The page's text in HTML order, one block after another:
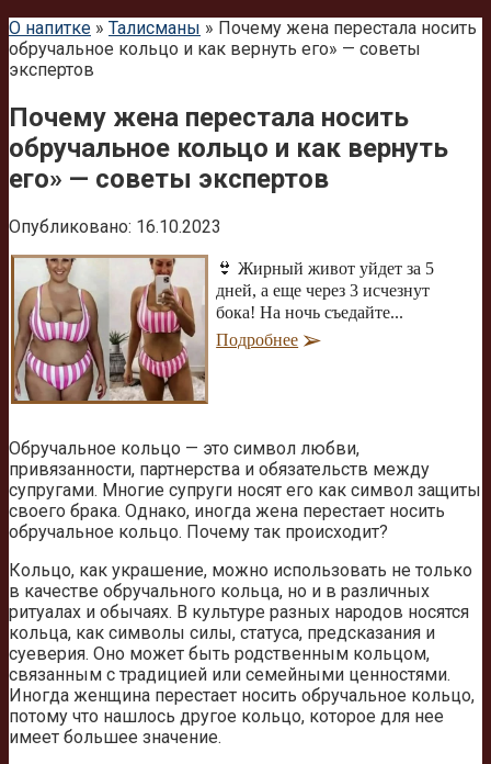
О напитке » Талисманы » Почему жена перестала носить
обручальное кольцо и как вернуть его» — советы
экспертов
Почему жена перестала носить
обручальное кольцо и как вернуть
его» — советы экспертов
Опубликовано: 16.10.2023
👙 Жирный живот уйдет за 5
дней, а еще через 3 исчезнут
бока! На ночь съедайте...
Подробнее
Обручальное кольцо — это символ любви,
привязанности, партнерства и обязательств между
супругами. Многие супруги носят его как символ защиты
своего брака. Однако, иногда жена перестает носить
обручальное кольцо. Почему так происходит?
Кольцо, как украшение, можно использовать не только
в качестве обручального кольца, но и в различных
ритуалах и обычаях. В культуре разных народов носятся
кольца, как символы силы, статуса, предсказания и
суеверия. Оно может быть родственным кольцом,
связанным с традицией или семейными ценностями.
Иногда женщина перестает носить обручальное кольцо,
потому что нашлось другое кольцо, которое для нее
имеет большее значение.